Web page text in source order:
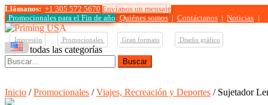
Llámanos: +1 305 572 5670 Envíanos un mensaje
Promocionales para elFin de año Quiénes somos Contáctanos Noticias
Impresión Promocionales Gran formato Diseño gráfico
Ver todas las categorías
Buscar:
Inicio /Promocionales /Viajes, Recreación y Deportes / Sujetador